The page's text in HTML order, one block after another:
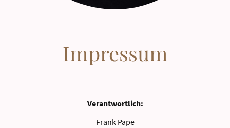
Impressum
Verantwortlich:
Frank Pape